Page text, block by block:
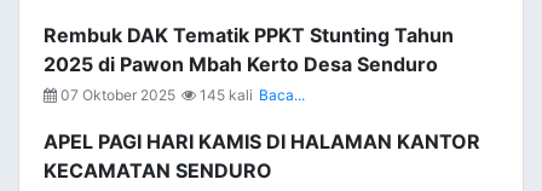
Rembuk DAK Tematik PPKT Stunting Tahun
2025 di Pawon Mbah Kerto Desa Senduro
07 Oktober 2025 145 kali Baca...
APEL PAGI HARI KAMIS DI HALAMAN KANTOR
KECAMATAN SENDURO